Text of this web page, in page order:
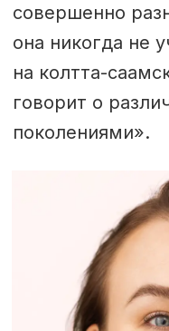
совершенно
она никогда не
на колтта-
говорит о
поколениями».